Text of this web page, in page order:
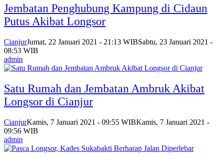
Jembatan Penghubung Kampung di Cidaun
Putus Akibat Longsor
CianjurJumat, 22 Januari 2021 - 21:13 WIBSabtu, 23 Januari 2021 -
08:53 WIB
admin
Satu Rumah dan Jembatan Ambruk Akibat
Longsor di Cianjur
CianjurKamis, 7 Januari 2021 - 09:55 WIBKamis, 7 Januari 2021 -
09:56 WIB
admin